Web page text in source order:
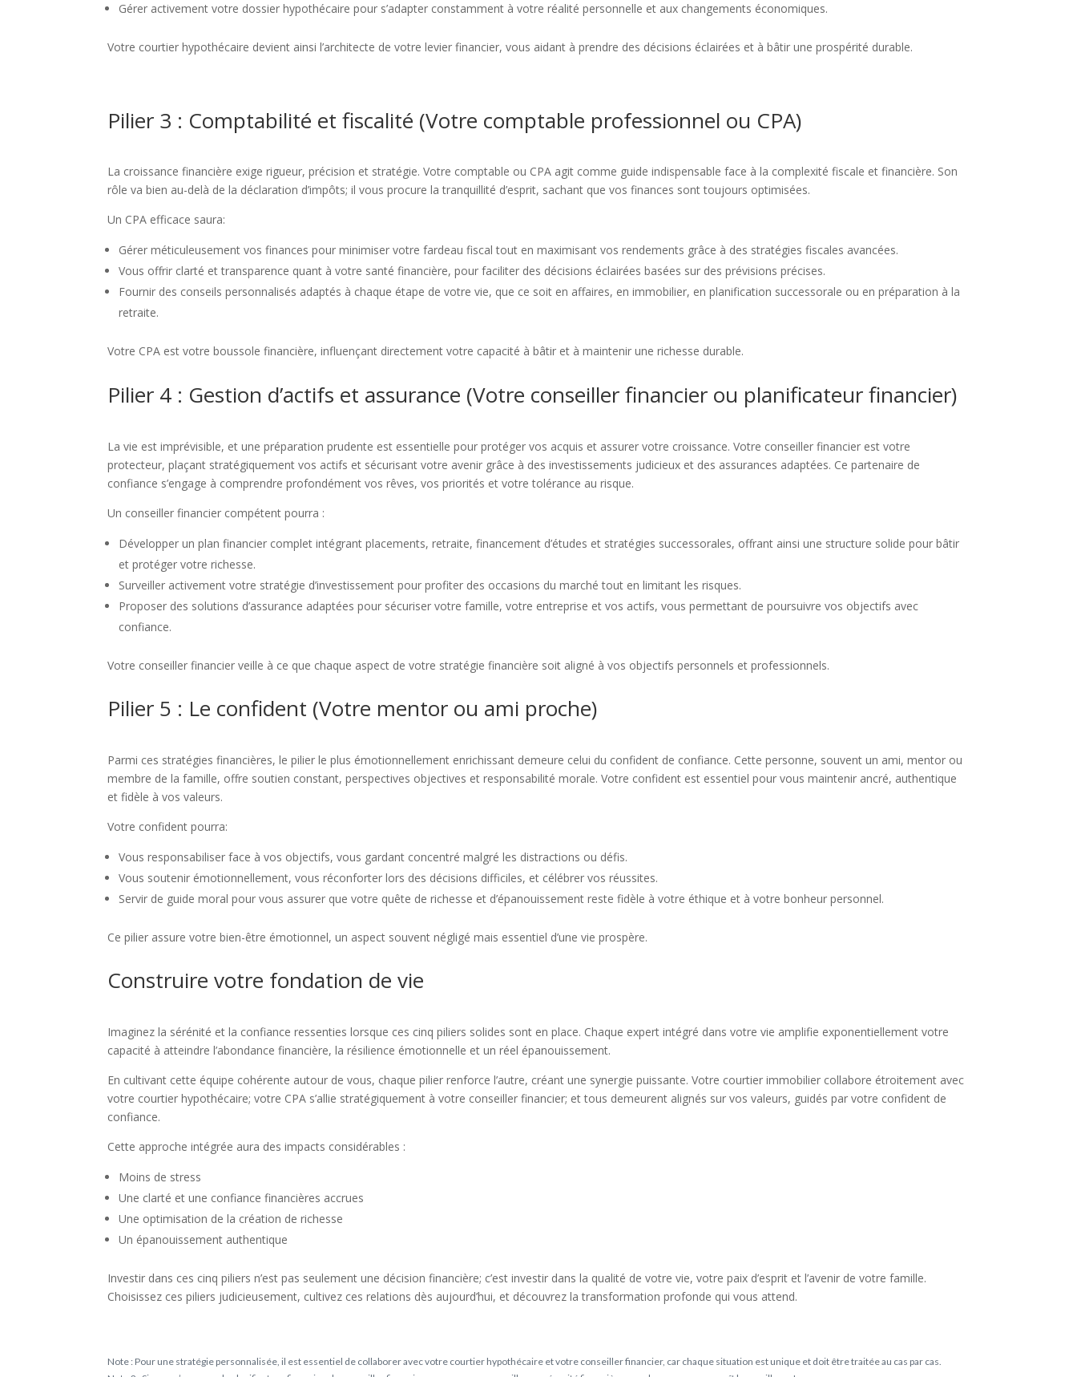
Gérer activement votre dossier hypothécaire pour s’adapter constamment à votre réalité personnelle et aux changements économiques.
Votre courtier hypothécaire devient ainsi l’architecte de votre levier financier, vous aidant à prendre des décisions éclairées et à bâtir une prospérité durable.
Pilier 3 : Comptabilité et fiscalité (Votre comptable professionnel ou CPA)
La croissance financière exige rigueur, précision et stratégie. Votre comptable ou CPA agit comme guide indispensable face à la complexité fiscale et financière. Son
rôle va bien au-delà de la déclaration d’impôts; il vous procure la tranquillité d’esprit, sachant que vos finances sont toujours optimisées.
Un CPA efficace saura:
Gérer méticuleusement vos finances pour minimiser votre fardeau fiscal tout en maximisant vos rendements grâce à des stratégies fiscales avancées.
Vous offrir clarté et transparence quant à votre santé financière, pour faciliter des décisions éclairées basées sur des prévisions précises.
Fournir des conseils personnalisés adaptés à chaque étape de votre vie, que ce soit en affaires, en immobilier, en planification successorale ou en préparation à la
retraite.
Votre CPA est votre boussole financière, influençant directement votre capacité à bâtir et à maintenir une richesse durable.
Pilier 4 : Gestion d’actifs et assurance (Votre conseiller financier ou planificateur financier)
La vie est imprévisible, et une préparation prudente est essentielle pour protéger vos acquis et assurer votre croissance. Votre conseiller financier est votre
protecteur, plaçant stratégiquement vos actifs et sécurisant votre avenir grâce à des investissements judicieux et des assurances adaptées. Ce partenaire de
confiance s’engage à comprendre profondément vos rêves, vos priorités et votre tolérance au risque.
Un conseiller financier compétent pourra :
Développer un plan financier complet intégrant placements, retraite, financement d’études et stratégies successorales, offrant ainsi une structure solide pour bâtir
et protéger votre richesse.
Surveiller activement votre stratégie d’investissement pour profiter des occasions du marché tout en limitant les risques.
Proposer des solutions d’assurance adaptées pour sécuriser votre famille, votre entreprise et vos actifs, vous permettant de poursuivre vos objectifs avec
confiance.
Votre conseiller financier veille à ce que chaque aspect de votre stratégie financière soit aligné à vos objectifs personnels et professionnels.
Pilier 5 : Le confident (Votre mentor ou ami proche)
Parmi ces stratégies financières, le pilier le plus émotionnellement enrichissant demeure celui du confident de confiance. Cette personne, souvent un ami, mentor ou
membre de la famille, offre soutien constant, perspectives objectives et responsabilité morale. Votre confident est essentiel pour vous maintenir ancré, authentique
et fidèle à vos valeurs.
Votre confident pourra:
Vous responsabiliser face à vos objectifs, vous gardant concentré malgré les distractions ou défis.
Vous soutenir émotionnellement, vous réconforter lors des décisions difficiles, et célébrer vos réussites.
Servir de guide moral pour vous assurer que votre quête de richesse et d’épanouissement reste fidèle à votre éthique et à votre bonheur personnel.
Ce pilier assure votre bien-être émotionnel, un aspect souvent négligé mais essentiel d’une vie prospère.
Construire votre fondation de vie
Imaginez la sérénité et la confiance ressenties lorsque ces cinq piliers solides sont en place. Chaque expert intégré dans votre vie amplifie exponentiellement votre
capacité à atteindre l’abondance financière, la résilience émotionnelle et un réel épanouissement.
En cultivant cette équipe cohérente autour de vous, chaque pilier renforce l’autre, créant une synergie puissante. Votre courtier immobilier collabore étroitement avec
votre courtier hypothécaire; votre CPA s’allie stratégiquement à votre conseiller financier; et tous demeurent alignés sur vos valeurs, guidés par votre confident de
confiance.
Cette approche intégrée aura des impacts considérables :
Moins de stress
Une clarté et une confiance financières accrues
Une optimisation de la création de richesse
Un épanouissement authentique
Investir dans ces cinq piliers n’est pas seulement une décision financière; c’est investir dans la qualité de votre vie, votre paix d’esprit et l’avenir de votre famille.
Choisissez ces piliers judicieusement, cultivez ces relations dès aujourd’hui, et découvrez la transformation profonde qui vous attend.
Note : Pour une stratégie personnalisée, il est essentiel de collaborer avec votre courtier hypothécaire et votre conseiller financier, car chaque situation est unique et doit être traitée au cas par cas.